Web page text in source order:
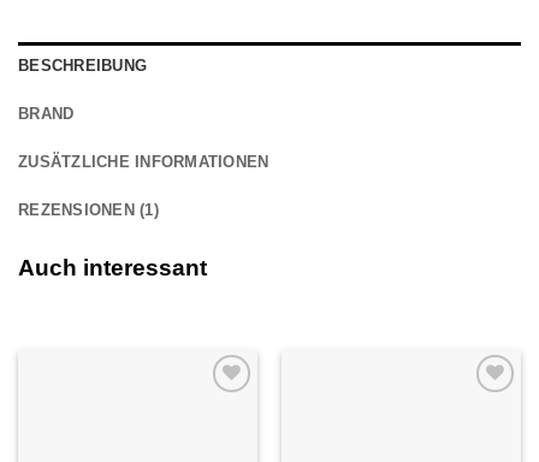
BESCHREIBUNG
BRAND
ZUSÄTZLICHE INFORMATIONEN
REZENSIONEN (1)
Auch interessant